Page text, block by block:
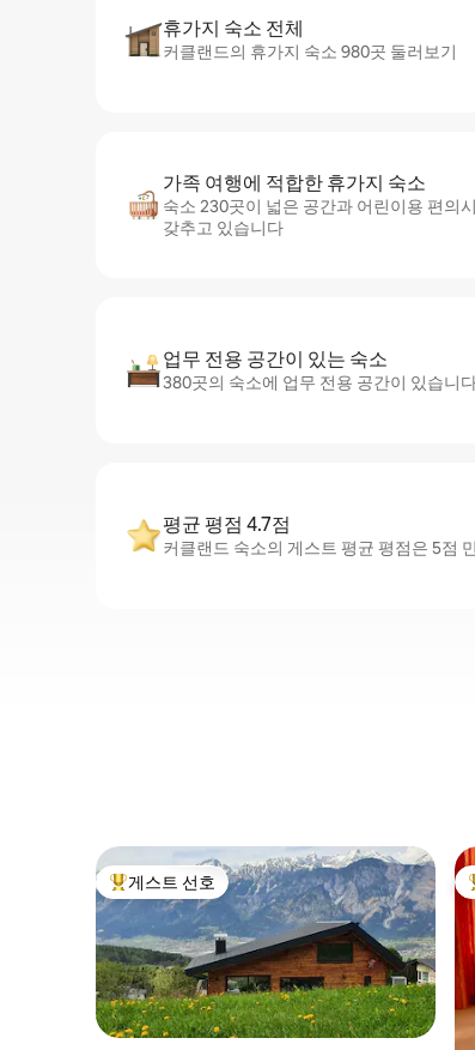
휴가지 숙소 전체
커클랜드의 휴가지 숙소 980곳 둘러보기
가족 여행에 적합한 휴가지 숙소
숙소 230곳이 넓은 공간과 어린이용 편의
갖추고 있습니다
업무 전용 공간이 있는 숙소
380곳의 숙소에 업무 전용 공간이 있습니
평균 평점 4.7점
커클랜드 숙소의 게스트 평균 평점은 5점
상위 게스트 선호
게스트 선호